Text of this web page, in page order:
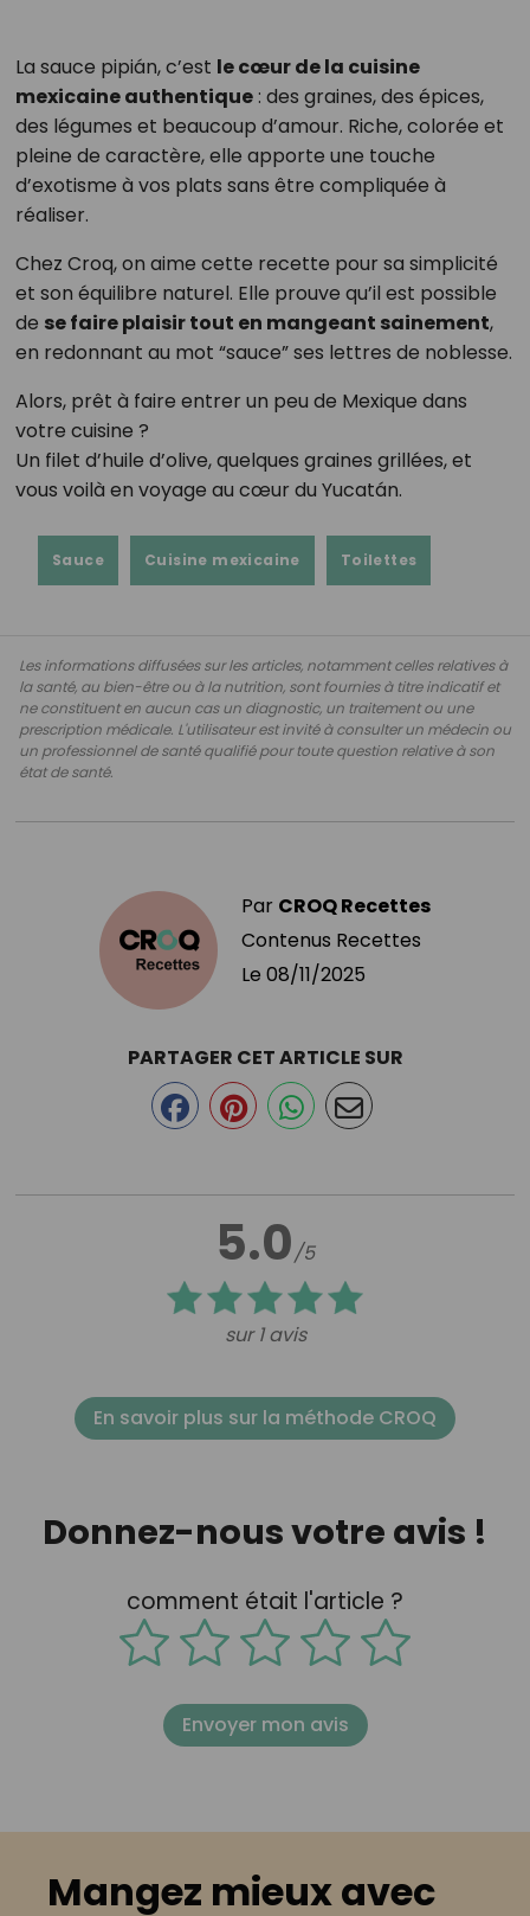
La sauce pipián, c’est le cœur de la cuisine
mexicaine authentique: des graines, des épices,
des légumes et beaucoup d’amour. Riche, colorée et
pleine de caractère, elle apporte une touche
d’exotisme à vos plats sans être compliquée à
réaliser.
Chez Croq, on aime cette recette pour sa simplicité
et son équilibre naturel. Elle prouve qu’il est possible
de se faire plaisir tout en mangeant sainement,
en redonnant au mot “sauce” ses lettres de noblesse.
Alors, prêt à faire entrer un peu de Mexique dans
votre cuisine ?
Un filet d’huile d’olive, quelques graines grillées, et
vous voilà en voyage au cœur du Yucatán.
Sauce Cuisine mexicaine Toilettes
Les informations diffusées sur les articles, notamment celles relatives à
la santé, au bien-être ou à la nutrition, sont fournies à titre indicatif et
ne constituent en aucun cas un diagnostic, un traitement ou une
prescription médicale. L'utilisateur est invité à consulter un médecin ou
un professionnel de santé qualifié pour toute question relative à son
état de santé.
Par CROQ Recettes
Contenus Recettes
Le 08/11/2025
5.0/5
sur 1 avis
PARTAGER CET ARTICLE SUR
En savoir plus sur la méthode CROQ
Donnez-nous votre avis !
comment était l'article ?
Envoyer mon avis
Mangez mieux avec